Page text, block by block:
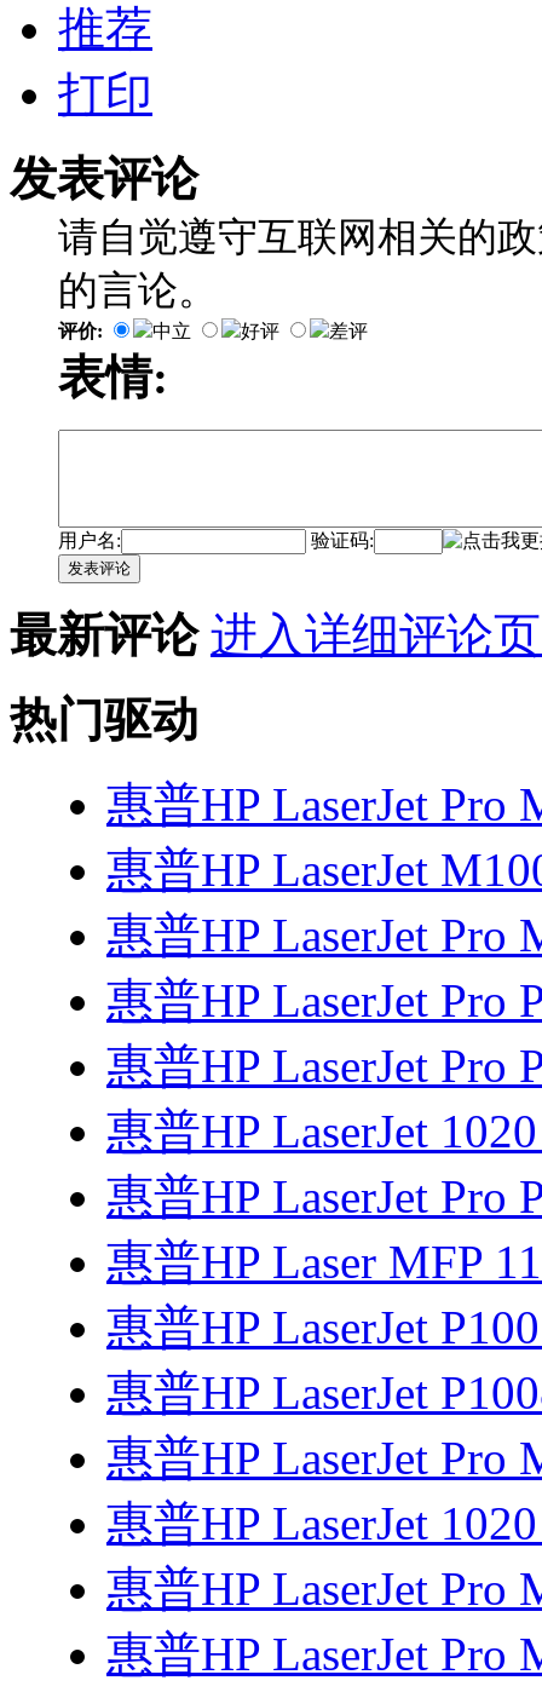
推荐
打印
发表评论
请自觉遵守互联网相关的
的言论。
评价: 中立 好评 差评
表情:
用户名: 验证码:
发表评论
最新评论 进入详细评论
热门驱动
惠普HP LaserJet Pro
惠普HP LaserJet
惠普HP LaserJet Pro
惠普HP LaserJet Pro
惠普HP LaserJet Pro
惠普HP LaserJet
惠普HP LaserJet Pro
惠普HP Laser MFP
惠普HP LaserJet
惠普HP LaserJet
惠普HP LaserJet Pro
惠普HP LaserJet
惠普HP LaserJet Pro
惠普HP LaserJet Pro